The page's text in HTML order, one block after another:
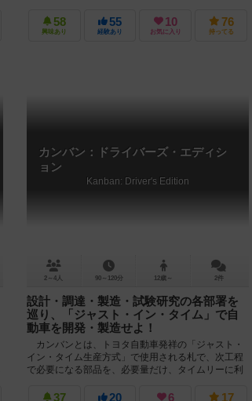
58
興味あり
55
経験あり
10
お気に入り
76
持ってる
カンバン：ドライバーズ・エディシ
ョン
Kanban: Driver's Edition
2～4人 90～120分 12歳～ 2件
設計・調達・製造・試験研究の各部署を
巡り、「ジャスト・イン・タイム」で自
動車を開発・製造せよ！
カンバンとは、トヨタ自動車発祥の「ジャスト・
イン・タイム生産方式」で使用される札で、次工程
で必要になる部品を、必要量だけ、タイムリーに利
37 20 6 17